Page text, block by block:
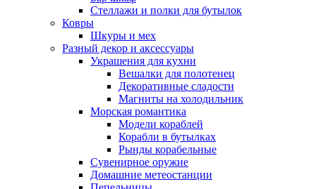
Стеллажи и полки для бутылок
Ковры
Шкуры и мех
Разный декор и аксессуары
Украшения для кухни
Вешалки для полотенец
Декоративные сладости
Магниты на холодильник
Морская романтика
Модели кораблей
Корабли в бутылках
Рынды корабельные
Сувенирное оружие
Домашние метеостанции